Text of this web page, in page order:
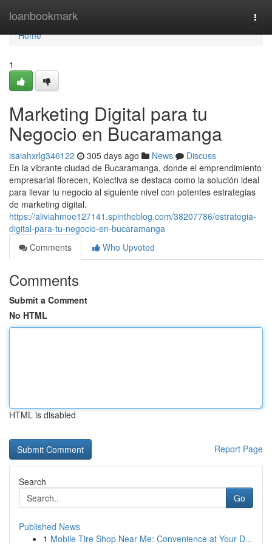
loanbookmark
Home
Home
1
Marketing Digital para tu
Negocio en Bucaramanga
isaiahxrlg346122 305 days ago News
Discuss
En la vibrante ciudad de Bucaramanga, donde el emprendimiento
empresarial florecen, Kolectiva se destaca como la solución ideal
para llevar tu negocio al siguiente nivel con potentes estrategias
de marketing digital.
https://aliviahmoe127141.spintheblog.com/38207786/estrategia-
digital-para-tu-negocio-en-bucaramanga
Comments
Who Upvoted
Comments
Submit a Comment
No HTML
HTML is disabled
Report Page
Search
Go
Published News
1 Mobile Tire Shop Near Me: Convenience at Your D...